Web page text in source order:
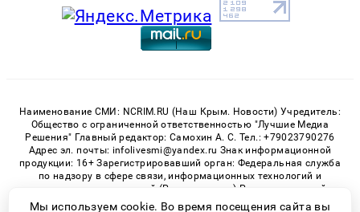
Наименование СМИ: NCRIM.RU (Наш Крым. Новости) Учредитель:
Общество с ограниченной ответственностью "Лучшие Медиа
Решения" Главный редактор: Самохин А. С. Тел.: +79023790276
Адрес эл. почты: infolivesmi@yandex.ru Знак информационной
продукции: 16+ Зарегистрировавший орган: Федеральная служба
по надзору в сфере связи, информационных технологий и
массовых коммуникаций (Роскомнадзор) Регистрационный
номер СМИ ЭЛ № ФС 77 - 81150 от 02.06.2021
Мы используем cookie. Во время посещения сайта вы